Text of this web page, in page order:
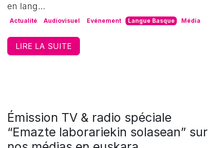
en lang...
Actualité Audiovisuel Evénement Langue Basque Média
LIRE LA SUITE
Émission TV & radio spéciale
“Emazte laborariekin solasean” sur